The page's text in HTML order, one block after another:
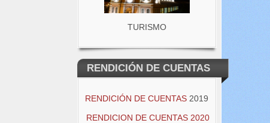
TURISMO
RENDICIÓN DE CUENTAS
RENDICIÓN DE CUENTAS 2019
RENDICION DE CUENTAS 2020